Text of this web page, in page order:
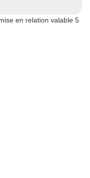
en relation valable 5